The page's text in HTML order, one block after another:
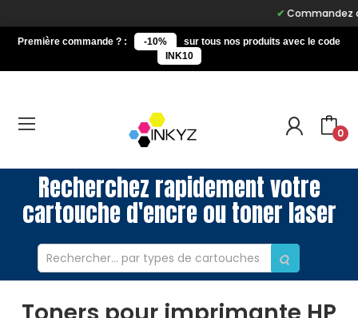
Commandez
Première commande ? : -10%
sur tous nos produits avec le code
INK10
0
Recherchez rapidement votre
cartouche d'encre ou toner laser